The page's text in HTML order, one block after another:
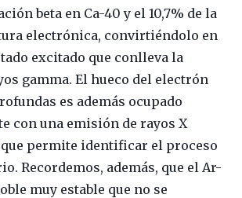
beta en Ca-40 y el 10,7% de la
electrónica, convirtiéndolo en
excitado que conlleva la
gamma. El hueco del electrón
es además ocupado
con una emisión de rayos X
permite identificar el proceso
Recordemos, además, que el Ar-
muy estable que no se